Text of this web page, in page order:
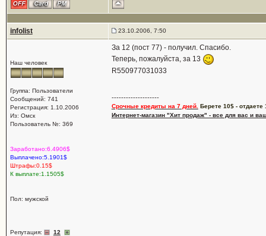
infolist 23.10.2006, 7:50
Наш человек
Группа: Пользователи
Сообщений: 741
Регистрация: 1.10.2006
Из: Омск
Пользователь №: 369
Заработано:6.4906$
Выплачено:5.1901$
Штрафы:0.15$
К выплате:1.1505$
Пол: мужской
Репутация: 12
За 12 (пост 77) - получил. Спасибо.
Теперь, пожалуйста, за 13
R550977031033
--------------------
Срочные кредиты на 7 дней. Берете 10$ - отдаете
Интернет-магазин "Хит продаж" - все для вас и